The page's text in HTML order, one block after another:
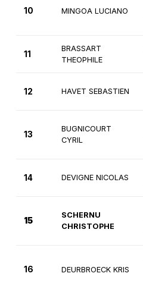
10 MINGOA LUCIANO
11
BRASSART
THEOPHILE
12 HAVET SEBASTIEN
13
BUGNICOURT
CYRIL
14 DEVIGNE NICOLAS
15
SCHERNU
CHRISTOPHE
16 DEURBROECK KRIS